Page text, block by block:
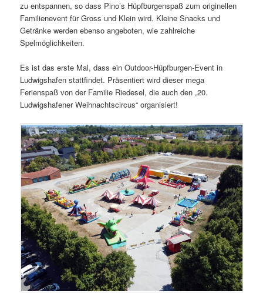
zu entspannen, so dass Pino’s Hüpfburgenspaß zum originellen
Familienevent für Gross und Klein wird. Kleine Snacks und
Getränke werden ebenso angeboten, wie zahlreiche
Spelmöglichkeiten.
Es ist das erste Mal, dass ein Outdoor-Hüpfburgen-Event in
Ludwigshafen stattfindet. Präsentiert wird dieser mega
Ferienspaß von der Familie Riedesel, die auch den „20.
Ludwigshafener Weihnachtscircus“ organisiert!